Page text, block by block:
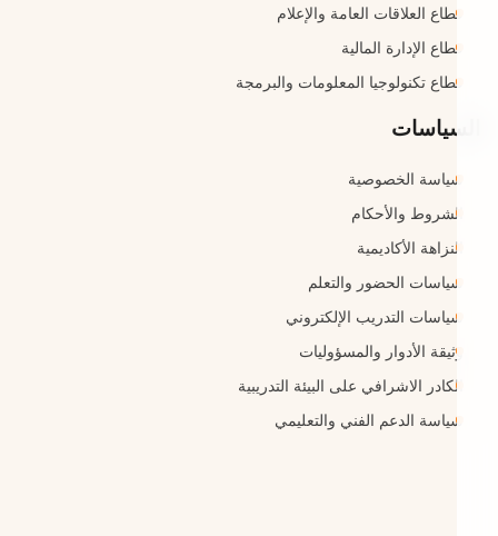
قطاع العلاقات العامة والإعلام
قطاع الإدارة المالية
قطاع تكنولوجيا المعلومات والبرمجة
السياسات
سياسة الخصوصية
الشروط والأحكام
النزاهة الأكاديمية
سياسات الحضور والتعلم
سياسات التدريب الإلكتروني
وثيقة الأدوار والمسؤوليات
الكادر الاشرافي على البيئة التدريبية
سياسة الدعم الفني والتعليمي